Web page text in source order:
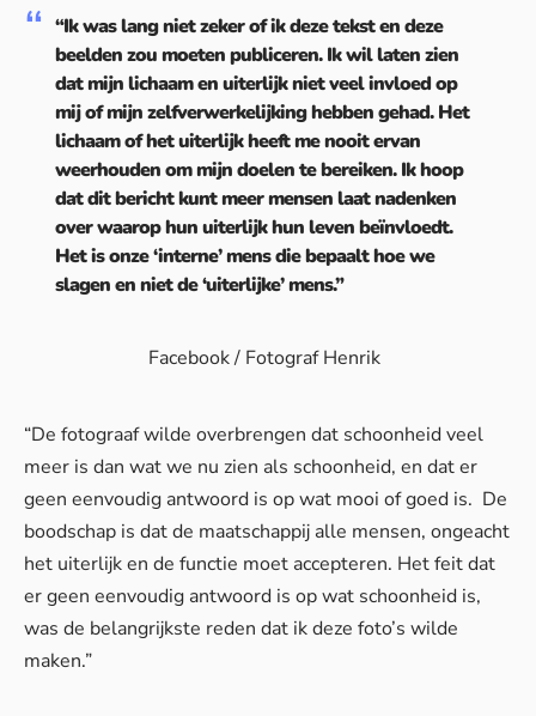
“Ik was lang niet zeker of ik deze tekst en deze
beelden zou moeten publiceren. Ik wil laten zien
dat mijn lichaam en uiterlijk niet veel invloed op
mij of mijn zelfverwerkelijking hebben gehad. Het
lichaam of het uiterlijk heeft me nooit ervan
weerhouden om mijn doelen te bereiken. Ik hoop
dat dit bericht kunt meer mensen laat nadenken
over waarop hun uiterlijk hun leven beïnvloedt.
Het is onze ‘interne’ mens die bepaalt hoe we
slagen en niet de ‘uiterlijke’ mens.”
Facebook / Fotograf Henrik
“De fotograaf wilde overbrengen dat schoonheid veel
meer is dan wat we nu zien als schoonheid, en dat er
geen eenvoudig antwoord is op wat mooi of goed is. De
boodschap is dat de maatschappij alle mensen, ongeacht
het uiterlijk en de functie moet accepteren. Het feit dat
er geen eenvoudig antwoord is op wat schoonheid is,
was de belangrijkste reden dat ik deze foto’s wilde
maken.”